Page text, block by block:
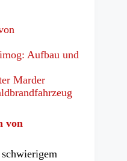
Aufbau und
Marder
von